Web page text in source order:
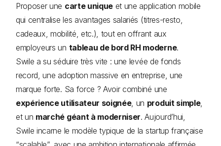
Proposer une carte unique et une application mobile
qui centralise les avantages salariés (titres-resto,
cadeaux, mobilité, etc.), tout en offrant aux
employeurs un tableau de bord RH moderne.
Swile a su séduire très vite : une levée de fonds
record, une adoption massive en entreprise, une
marque forte. Sa force ? Avoir combiné une
expérience utilisateur soignée, un produit simple,
et un marché géant à moderniser. Aujourd’hui,
Swile incarne le modèle typique de la startup française